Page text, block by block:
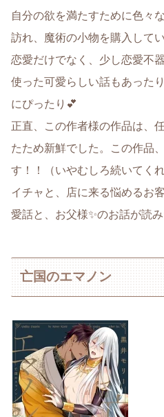
自分の欲を満たすために色々
訪れ、魔術の小物を購入して
恋愛だけでなく、少し恋愛不
使った可愛らしい話もあった
にぴったり💕
正直、この作者様の作品は、
たため新鮮でした。この作品
す！！（いやむしろ続いてく
イチャと、店に来る悩めるお
愛話と、お父様✨のお話が読
亡国のエマノン